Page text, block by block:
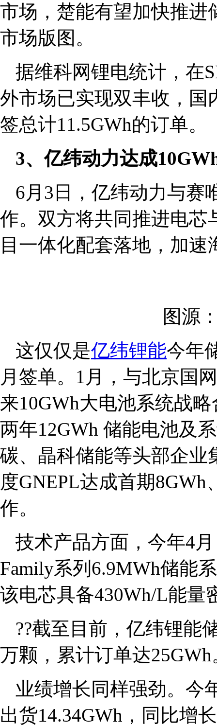
市场，楚能有望加快推进
市场版图。
据维科网锂电统计，在
外市场已实现双丰收，国
签总计11.5GWh的订单。
3、亿纬动力达成
6月3日，亿纬动力与赛
作。双方将共同推进电芯
目一体化配套落地，加速
图源
这仅仅是亿纬锂能今年
月签单。1月，与北京国
来10GWh大电池系统战
两年12GWh 储能电池及
碳、晶科储能等头部企业
度GNEPL达成首期
作。
技术产品方面，今年4
Family系列6.9MWh储能
该电芯具备430Wh/L能量
??截至目前，亿纬锂能
万颗，累计订单达25GWh
业绩增长同样强劲。今
出货14.34GWh，同比增